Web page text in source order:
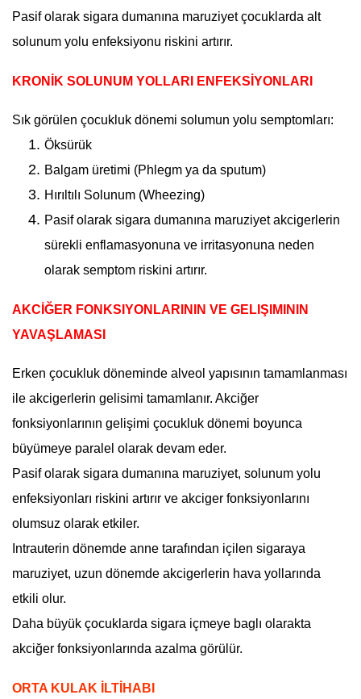
Pasif olarak sigara dumanına maruziyet çocuklarda alt
solunum yolu enfeksiyonu riskini artırır.
KRONİK SOLUNUM YOLLARI ENFEKSİYONLARI
Sık görülen çocukluk dönemi solumun yolu semptomları:
Öksürük
Balgam üretimi (Phlegm ya da sputum)
Hırıltılı Solunum (Wheezing)
Pasif olarak sigara dumanına maruziyet akcigerlerin
sürekli enflamasyonuna ve irritasyonuna neden
olarak semptom riskini artırır.
AKCİĞER FONKSIYONLARININ VE GELIŞIMININ
YAVAŞLAMASI
Erken çocukluk döneminde alveol yapısının tamamlanması
ile akcigerlerin gelisimi tamamlanır. Akciğer
fonksiyonlarının gelişimi çocukluk dönemi boyunca
büyümeye paralel olarak devam eder.
Pasif olarak sigara dumanına maruziyet, solunum yolu
enfeksiyonları riskini artırır ve akciger fonksiyonlarını
olumsuz olarak etkiler.
Intrauterin dönemde anne tarafından içilen sigaraya
maruziyet, uzun dönemde akcigerlerin hava yollarında
etkili olur.
Daha büyük çocuklarda sigara içmeye baglı olarakta
akciğer fonksiyonlarında azalma görülür.
ORTA KULAK İLTİHABI